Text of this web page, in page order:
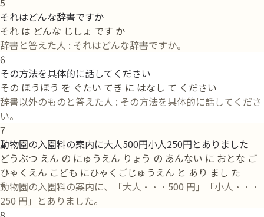
それはどんな辞書ですか
それ は どんな じしょ です か
辞書と答えた人 : それはどんな辞書ですか。
6
その方法を具体的に話してください
その ほうほう を ぐたい てき に はなし て ください
辞書以外のものと答えた人 : その方法を具体的に話してくださ
い。
7
動物園の入園料の案内に大人500円小人250円とありました
どうぶつ えん の にゅうえん りょう の あんない に おとな ご
ひゃくえん こども にひゃくごじゅうえん と あり まし た
動物園の入園料の案内に、「大人・・・500 円」「小人・・・
250 円」とありました。